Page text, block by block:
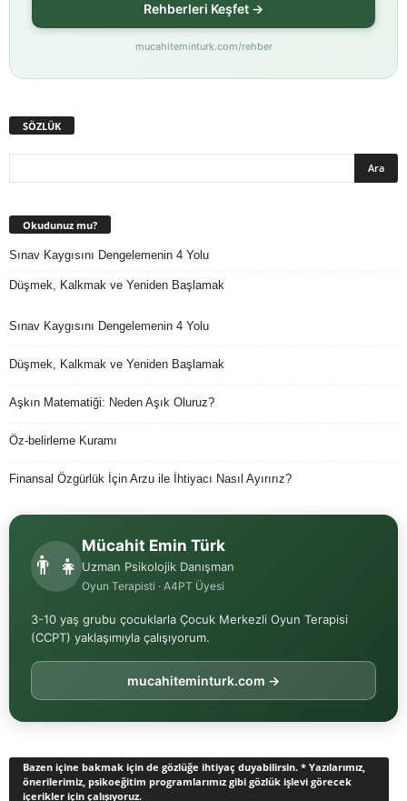
Rehberleri Keşfet →
mucahiteminturk.com/rehber
SÖZLÜK
Okudunuz mu?
Sınav Kaygısını Dengelemenin 4 Yolu
Düşmek, Kalkmak ve Yeniden Başlamak
Sınav Kaygısını Dengelemenin 4 Yolu
Düşmek, Kalkmak ve Yeniden Başlamak
Aşkın Matematiği: Neden Aşık Oluruz?
Öz-belirleme Kuramı
Finansal Özgürlük İçin Arzu ile İhtiyacı Nasıl Ayırırız?
👨‍👧
Mücahit Emin Türk
Uzman Psikolojik Danışman
Oyun Terapisti · A4PT Üyesi
3-10 yaş grubu çocuklarla Çocuk Merkezli Oyun Terapisi
(CCPT) yaklaşımıyla çalışıyorum.
mucahiteminturk.com →
Bazen içine bakmak için de gözlüğe ihtiyaç duyabilirsin. * Yazılarımız,
önerilerimiz, psikoeğitim programlarımız gibi gözlük işlevi görecek
içerikler için çalışıyoruz.